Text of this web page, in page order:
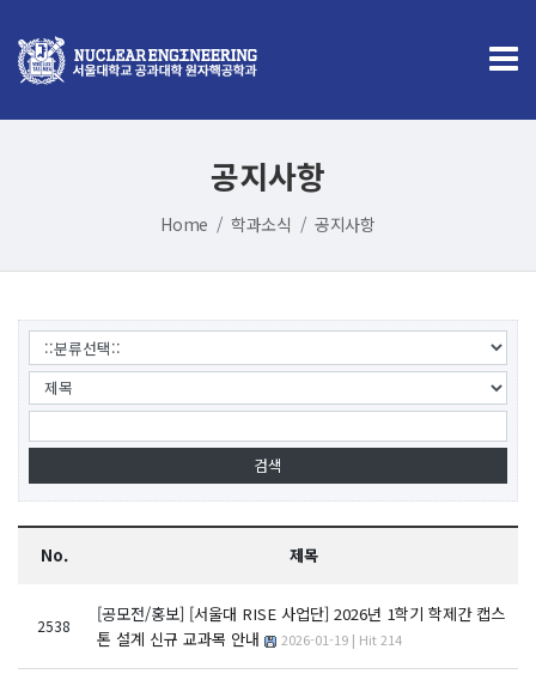
공지사항
Home 학과소식 공지사항
No. 제목
2538
[공모전/홍보] [서울대 RISE 사업단] 2026년 1학기 학제간 캡스
톤 설계 신규 교과목 안내
2026-01-19 | Hit 214